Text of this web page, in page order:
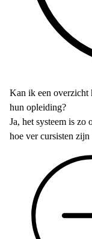
Kan ik een overzicht
hun opleiding?
Ja, het systeem is zo
hoe ver cursisten